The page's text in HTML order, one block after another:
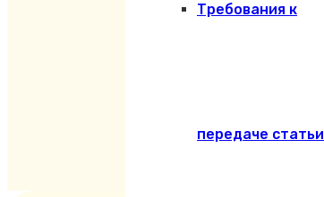
Требования к
передаче статьи